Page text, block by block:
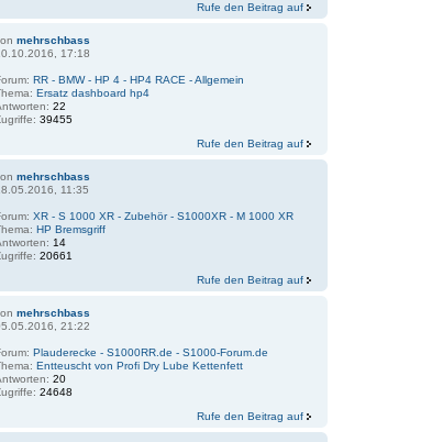
Rufe den Beitrag auf
mehrschbass
17:18
RR - BMW - HP 4 - HP4 RACE - Allgemein
Ersatz dashboard hp4
22
39455
Rufe den Beitrag auf
mehrschbass
11:35
XR - S 1000 XR - Zubehör - S1000XR - M 1000 XR
HP Bremsgriff
14
20661
Rufe den Beitrag auf
mehrschbass
21:22
Plauderecke - S1000RR.de - S1000-Forum.de
Entteuscht von Profi Dry Lube Kettenfett
20
24648
Rufe den Beitrag auf